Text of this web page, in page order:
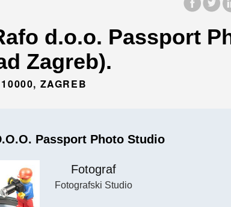
d.o.o. Passport
Zagreb).
ZAGREB
Passport Photo Studio
Fotograf
Fotografski Studio